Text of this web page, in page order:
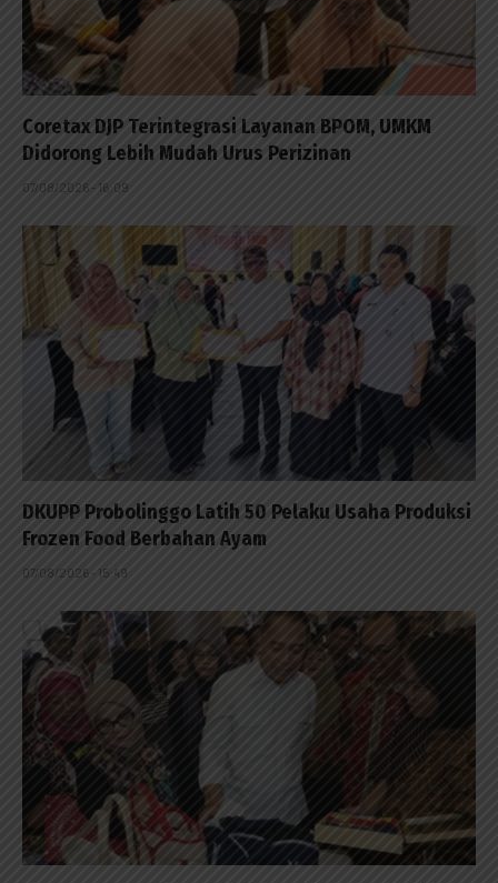
Coretax DJP Terintegrasi Layanan BPOM, UMKM
Didorong Lebih Mudah Urus Perizinan
07/08/2026 - 16:09
DKUPP Probolinggo Latih 50 Pelaku Usaha Produksi
Frozen Food Berbahan Ayam
07/08/2026 - 15:49